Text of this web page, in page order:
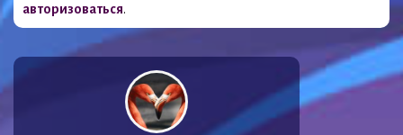
авторизоваться.